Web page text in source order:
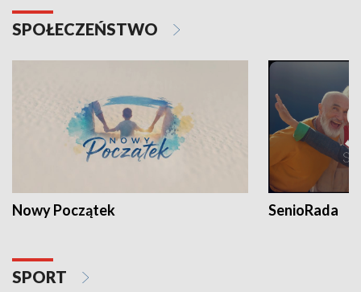
SPOŁECZEŃSTWO
Nowy Początek SenioRada
SPORT